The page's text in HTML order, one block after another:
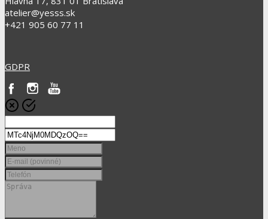
atelier@yesss.sk
+421 905 60 77 11
GDPR